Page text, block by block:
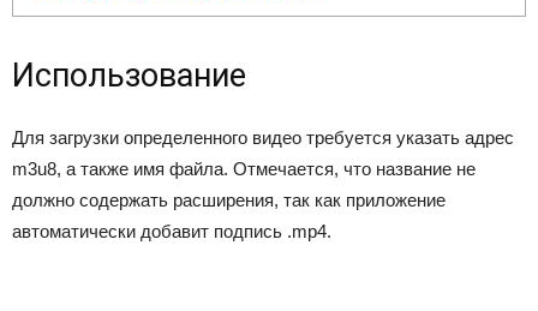
Использование
Для загрузки определенного видео требуется указать адрес
m3u8, а также имя файла. Отмечается, что название не
должно содержать расширения, так как приложение
автоматически добавит подпись .mp4.